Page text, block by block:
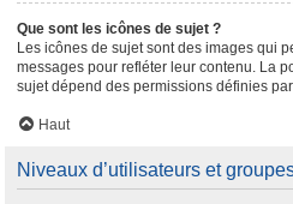
Que sont les icônes de sujet ?
Les icônes de sujet sont des images qui
messages pour refléter leur contenu. La
sujet dépend des permissions définies
Haut
Niveaux d’utilisateurs et